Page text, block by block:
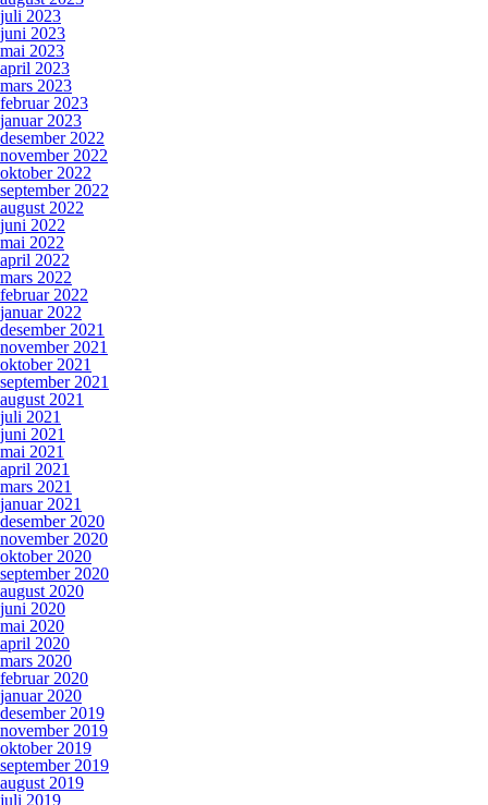
juli 2023
juni 2023
mai 2023
april 2023
mars 2023
februar 2023
januar 2023
desember 2022
november 2022
oktober 2022
september 2022
august 2022
juni 2022
mai 2022
april 2022
mars 2022
februar 2022
januar 2022
desember 2021
november 2021
oktober 2021
september 2021
august 2021
juli 2021
juni 2021
mai 2021
april 2021
mars 2021
januar 2021
desember 2020
november 2020
oktober 2020
september 2020
august 2020
juni 2020
mai 2020
april 2020
mars 2020
februar 2020
januar 2020
desember 2019
november 2019
oktober 2019
september 2019
august 2019
juli 2019